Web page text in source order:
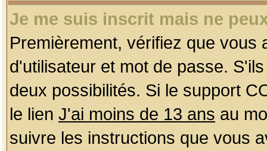
Je me suis inscrit mais ne
Premièrement, vérifiez que
d'utilisateur et mot de passe.
deux possibilités. Si le support
le lien J'ai moins de 13 ans au
suivre les instructions que vous